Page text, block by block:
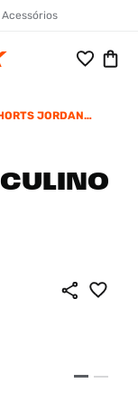
Acessórios
JORDAN